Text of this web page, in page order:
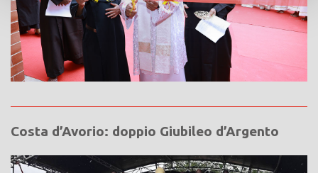
Costa d’Avorio: doppio Giubileo d’Argento